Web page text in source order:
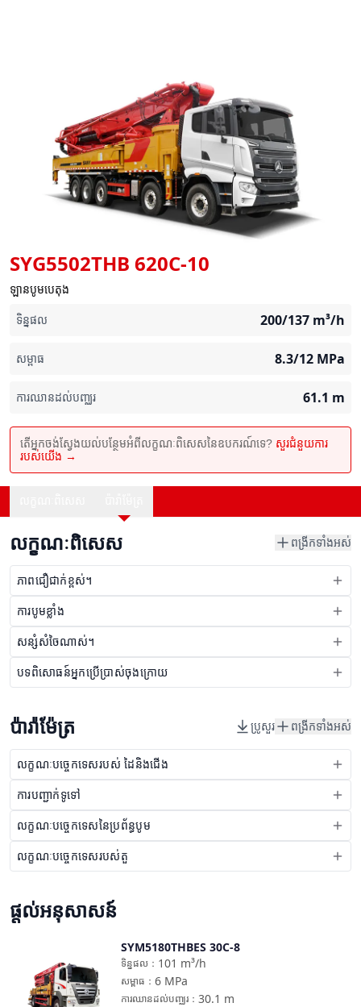
SYG5502THB 620C-10
ឡានបូមបេតុង
ទិន្នផល
200/137 m³/h
សម្ពាធ 8.3/12 MPa
ការឈានដល់បញ្ឈរ 61.1 m
តើអ្នកចង់ស្វែងយល់បន្ថែមអំពីលក្ខណៈពិសេសនៃឧបករណ៍ទេ? សួរជំនួយការ
របស់យើង →
លក្ខណៈពិសេស ពង្រីកទាំងអស់
ភាពជឿជាក់ខ្ពស់។
ការបូមខ្លាំង
សន្សំសំចៃណាស់។
បទពិសោធន៍អ្នកប្រើប្រាស់ចុងក្រោយ
ប៉ារ៉ាម៉ែត្រ ប្រូសួរ ពង្រីកទាំងអស់
លក្ខណៈបច្ចេកទេសរបស់ ដៃនិងជើង
ការបញ្ជាក់ទូទៅ
លក្ខណៈបច្ចេកទេសនៃប្រព័ន្ធបូម
លក្ខណៈបច្ចេកទេសរបស់តួ
ផ្តល់អនុសាសន៍
SYM5180THBES 30C-8
101 m³/h
ទិន្នផល ：
6 MPa
សម្ពាធ ：
30.1 m
ការឈានដល់បញ្ឈរ ：